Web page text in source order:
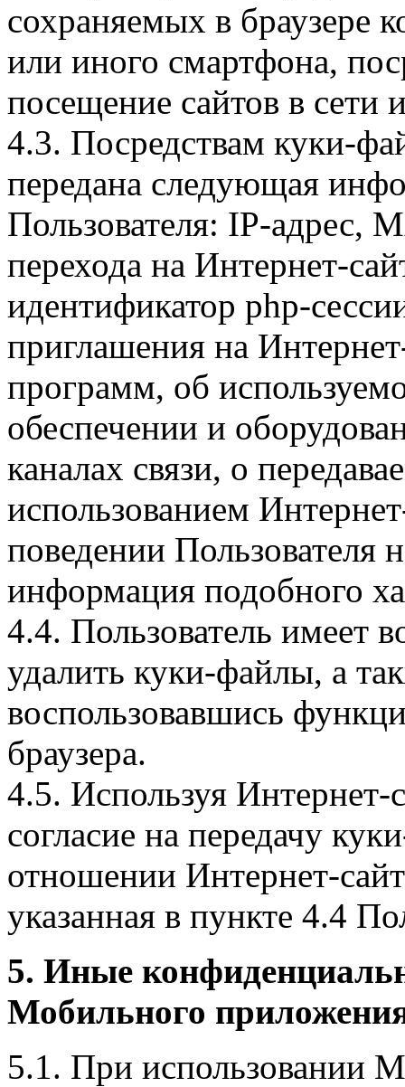
сохраняемых в браузере
или иного смартфона,
посещение сайтов в сети
4.3. Посредствам куки-
передана следующая
Пользователя: IP-адрес,
перехода на Интернет-
идентификатор php-
приглашения на
программ, об
обеспечении и
каналах связи, о
использованием
поведении Пользователя
информация подобного
4.4. Пользователь имеет
удалить куки-файлы, а
воспользовавшись
браузера.
4.5. Используя Интернет-
согласие на передачу
отношении Интернет-
указанная в пункте 4.4
5. Иные
Мобильного
5.1. При использовании